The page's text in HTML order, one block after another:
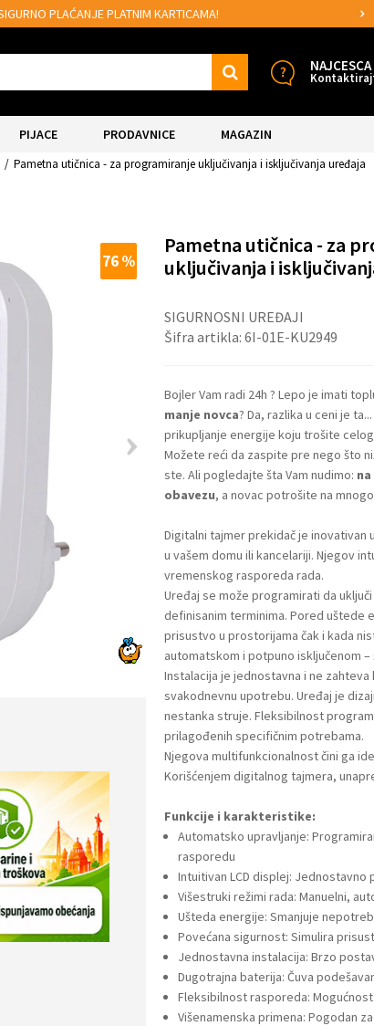
MOGUĆNOST BESPLATNE ISPORUKE!
PIJACE PRODAVNICE MAGAZIN
Pametna utičnica - za programiranje uključivanja i isključivanja uređaja
76%
Pametna utičnica - za
uključivanja i
SIGURNOSNI UREĐAJI
Šifra artikla: 6I-01E-KU2949
Bojler Vam radi 24h ? Lepo je imati
manje novca? Da, razlika u ceni je
prikupljanje energije koju trošite celog
Možete reći da zaspite pre nego što
ste. Ali pogledajte šta Vam nudimo:
obavezu, a novac potrošite na
Digitalni tajmer prekidač je inovativan
u vašem domu ili kancelariji. Njegov
vremenskog rasporeda rada.
Uređaj se može programirati da
definisanim terminima. Pored uštede
prisustvo u prostorijama čak i kada
automatskom i potpuno isključenom
Instalacija je jednostavna i ne
svakodnevnu upotrebu. Uređaj je
nestanka struje. Fleksibilnost
prilagođenih specifičnim potrebama.
Njegova multifunkcionalnost čini ga
Korišćenjem digitalnog tajmera,
Funkcije i karakteristike:
Automatsko upravljanje:
rasporedu
Intuitivan LCD displej:
Višestruki režimi rada: Manuelni,
Ušteda energije: Smanjuje
Povećana sigurnost: Simulira
Jednostavna instalacija: Brzo
Dugotrajna baterija: Čuva
Fleksibilnost rasporeda:
Višenamenska primena: Pogodan